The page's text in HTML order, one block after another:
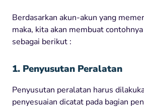
Berdasarkan akun-akun yang
maka, kita akan membuat
sebagai berikut :
1. Penyusutan Peralatan
Penyusutan peralatan harus
penyesuaian dicatat pada bagian